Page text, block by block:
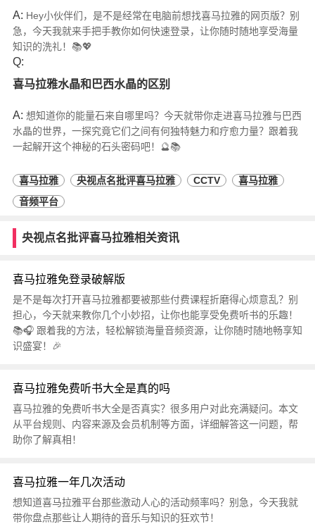
A: Hey小伙伴们，是不是经常在电脑前想找喜马拉雅的网页版？别
急，今天我就来手把手教你如何快速登录，让你随时随地享受海量
知识的洗礼！📚💖
Q:
喜马拉雅水晶和巴西水晶的区别
A: 想知道你的能量石来自哪里吗？今天就带你走进喜马拉雅与巴西
水晶的世界，一探究竟它们之间有何独特魅力和疗愈力量？跟着我
一起解开这个神秘的石头密码吧！🔮📚
喜马拉雅 央视点名批评喜马拉雅 CCTV
喜马拉雅
音频平台
央视点名批评喜马拉雅相关资讯
喜马拉雅免登录破解版
是不是每次打开喜马拉雅都要被那些付费课程折磨得心烦意乱？别
担心，今天就来教你几个小妙招，让你也能享受免费听书的乐趣！
📚🎧 跟着我的方法，轻松解锁海量音频资源，让你随时随地畅享知
识盛宴！🎉
喜马拉雅免费听书大全是真的吗
喜马拉雅的免费听书大全是否真实？很多用户对此充满疑问。本文
从平台规则、内容来源及会员机制等方面，详细解答这一问题，帮
助你了解真相！
喜马拉雅一年几次活动
想知道喜马拉雅平台那些激动人心的活动频率吗？别急，今天我就
带你盘点那些让人期待的音乐与知识的狂欢节！